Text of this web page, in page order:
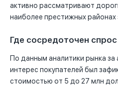
активно рассматривают
наиболее престижных районах
Где сосредоточен спрос
По данным аналитики рынка
интерес покупателей был
стоимостью от 5 до 27 млн